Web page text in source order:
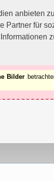
anbieten
Partner für
Bilder